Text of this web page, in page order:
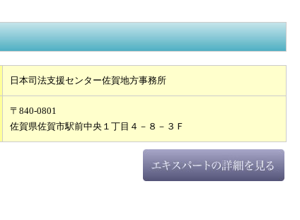
日本司法支援センター佐賀地方事務所
〒840-0801
佐賀県佐賀市駅前中央１丁目４－８－３Ｆ